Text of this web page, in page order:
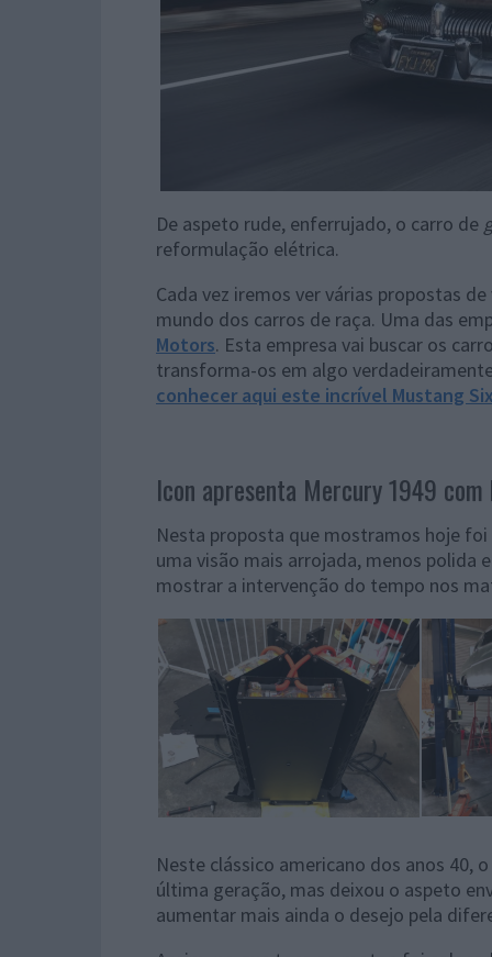
De aspeto rude, enferrujado, o carro de
reformulação elétrica.
Cada vez iremos ver várias propostas
mundo dos carros de raça. Uma das
Motors. Esta empresa vai buscar os
transforma-os em algo
conhecer aqui este incrível Mustang
Icon apresenta Mercury 1949
Nesta proposta que mostramos hoje
uma visão mais arrojada, menos polida
mostrar a intervenção do tempo nos
Neste clássico americano dos anos 40,
última geração, mas deixou o aspeto
aumentar mais ainda o desejo pela